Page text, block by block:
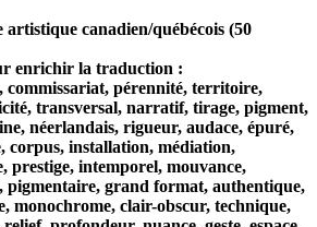
canadien/québécois (50
enrichir la traduction :
commissariat, pérennité, territoire,
transversal, narratif, tirage, pigment,
néerlandais, rigueur, audace, épuré,
corpus, installation, médiation,
prestige, intemporel, mouvance,
pigmentaire, grand format, authentique,
monochrome, clair-obscur, technique,